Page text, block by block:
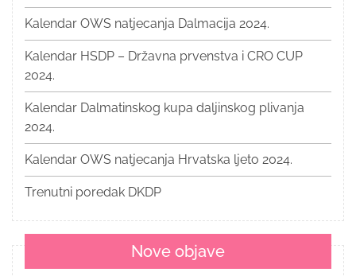
Kalendar OWS natjecanja Dalmacija 2024.
Kalendar HSDP – Državna prvenstva i CRO CUP
2024.
Kalendar Dalmatinskog kupa daljinskog plivanja
2024.
Kalendar OWS natjecanja Hrvatska ljeto 2024.
Trenutni poredak DKDP
Nove objave